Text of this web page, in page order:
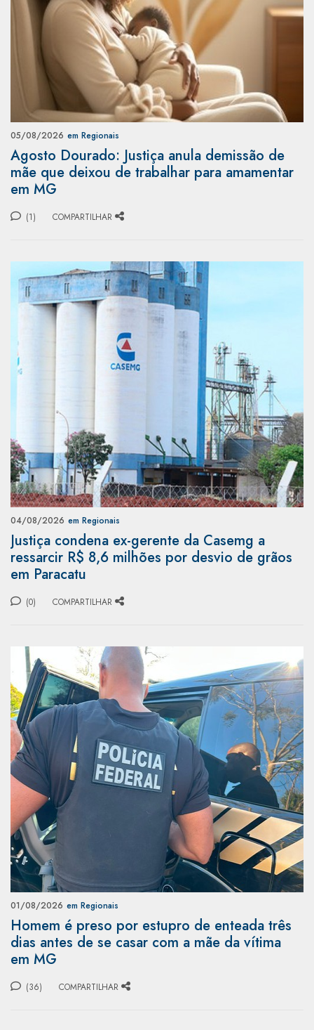
05/08/2026 em Regionais
Agosto Dourado: Justiça anula demissão de
mãe que deixou de trabalhar para amamentar
em MG
(1) COMPARTILHAR
04/08/2026 em Regionais
Justiça condena ex-gerente da Casemg a
ressarcir R$ 8,6 milhões por desvio de grãos
em Paracatu
(0) COMPARTILHAR
01/08/2026 em Regionais
Homem é preso por estupro de enteada três
dias antes de se casar com a mãe da vítima
em MG
(36) COMPARTILHAR